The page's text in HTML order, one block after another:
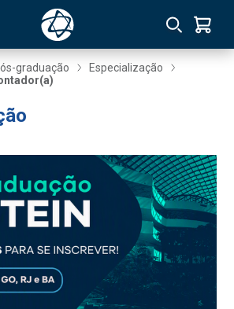
graduação
Especialização